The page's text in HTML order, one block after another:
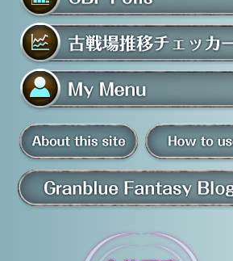
グラブルアンケート
古戦場推移チェッカー
マイメニュー
騎空団員募集掲示板 掲示板の使い方